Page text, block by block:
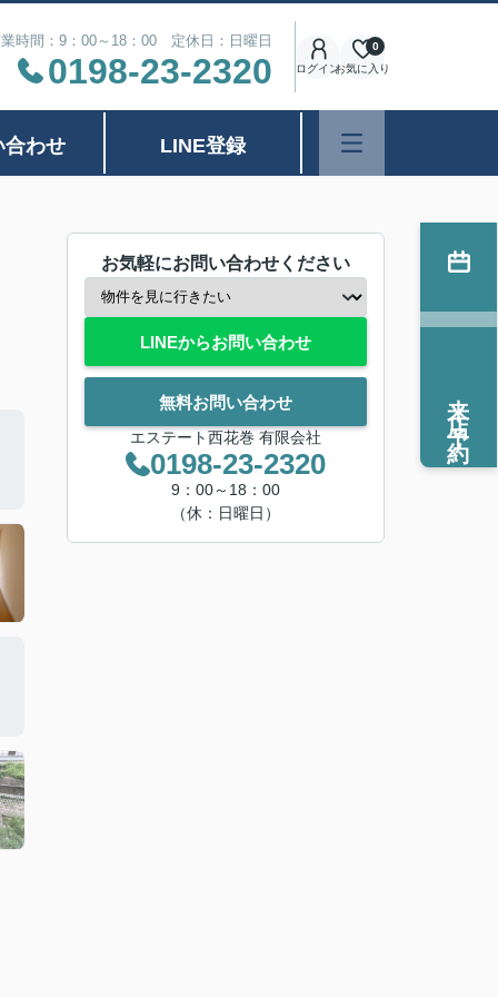
時間：9：00～18：00 定休日：日曜日
0198-23-2320 ログインお気に入り
0
合わせ LINE登録
お気軽にお問い合わせください
LINEからお問い合わせ
無料お問い合わせ
エステート西花巻 有限会社
0198-23-2320
9：00～18：00
（休：日曜日）
来店予約